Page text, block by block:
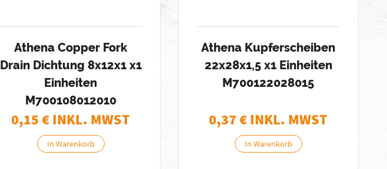
Athena Copper Fork
Drain Dichtung 8x12x1 x1
Einheiten
M700108012010
0,15 € INKL. MWST
In Warenkorb
Athena Kupferscheiben
22x28x1,5 x1 Einheiten
M700122028015
0,37 € INKL. MWST
In Warenkorb